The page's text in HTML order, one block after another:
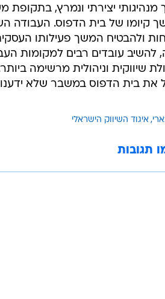
מנהיגותי יצירתי ונמרץ,
קיומו של בית הדפוס. העבודה
ולהבטיח המשך פעילותו
להשיב עובדים רבים למקומות
שיווקית וניהולית מרשימה
את בית הדפוס במשבר שלא
איגוד השיווק הישראלי
תגובות